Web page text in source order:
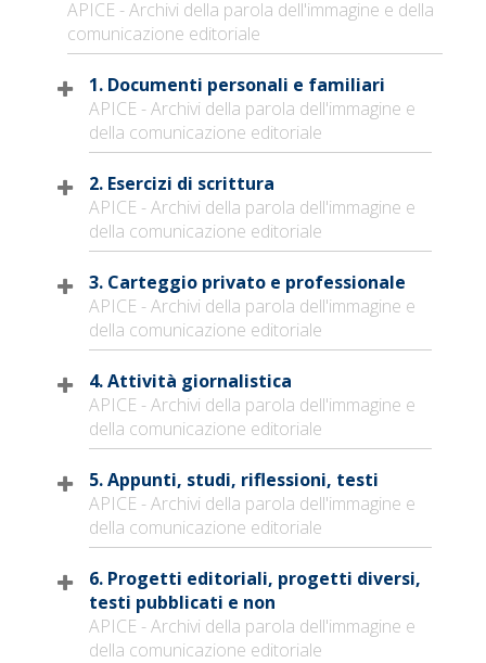
APICE - Archivi della parola dell'immagine e della
comunicazione editoriale
1. Documenti personali e familiari
APICE - Archivi della parola dell'immagine e
della comunicazione editoriale
2. Esercizi di scrittura
APICE - Archivi della parola dell'immagine e
della comunicazione editoriale
3. Carteggio privato e professionale
APICE - Archivi della parola dell'immagine e
della comunicazione editoriale
4. Attività giornalistica
APICE - Archivi della parola dell'immagine e
della comunicazione editoriale
5. Appunti, studi, riflessioni, testi
APICE - Archivi della parola dell'immagine e
della comunicazione editoriale
6. Progetti editoriali, progetti diversi,
testi pubblicati e non
APICE - Archivi della parola dell'immagine e
della comunicazione editoriale